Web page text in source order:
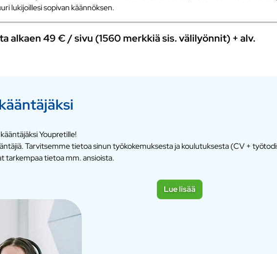
lukijoillesi sopivan käännöksen.
alkaen 49 € / sivu (1560 merkkiä sis. välilyönnit) + alv.
Youpretille!
Tarvitsemme tietoa sinun työkokemuksesta ja koulutuksesta (CV +
tarkempaa tietoa mm. ansioista.
Lue lisää